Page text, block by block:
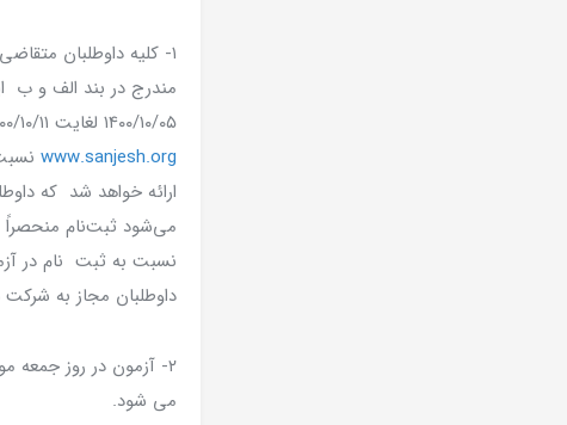
۱- کلیه داوطلبان
مندرج در بند الف و ب
۱۴۰۰/۱۰/۰۵ لغایت ۱۴۰۰/۱۰/۱۱ با مراجعه به پایگاه اطلاع‌رسانی سازمان سنجش آموزش کشور به نشانی
www.sanjesh.org
ارائه خواهد شد که
می‌شود ثبت‌نام منحصراً
نسبت به ثبت نام در
داوطلبان مجاز به
می شود.